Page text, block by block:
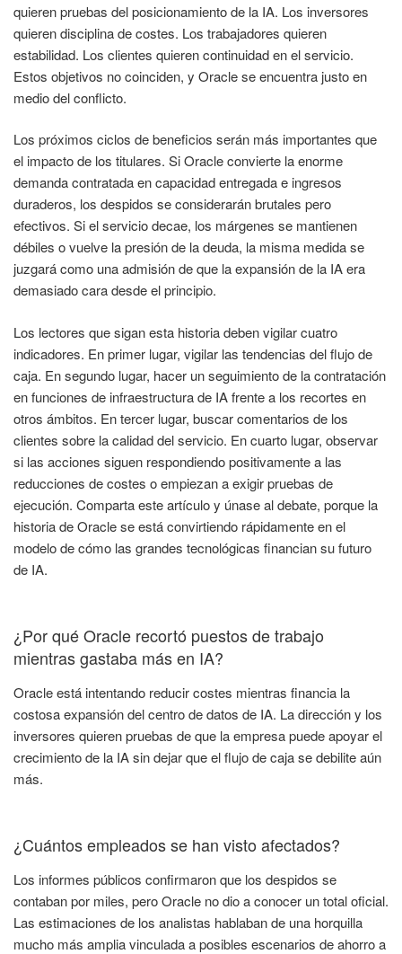
quieren pruebas del posicionamiento de la IA. Los inversores
quieren disciplina de costes. Los trabajadores quieren
estabilidad. Los clientes quieren continuidad en el servicio.
Estos objetivos no coinciden, y Oracle se encuentra justo en
medio del conflicto.
Los próximos ciclos de beneficios serán más importantes que
el impacto de los titulares. Si Oracle convierte la enorme
demanda contratada en capacidad entregada e ingresos
duraderos, los despidos se considerarán brutales pero
efectivos. Si el servicio decae, los márgenes se mantienen
débiles o vuelve la presión de la deuda, la misma medida se
juzgará como una admisión de que la expansión de la IA era
demasiado cara desde el principio.
Los lectores que sigan esta historia deben vigilar cuatro
indicadores. En primer lugar, vigilar las tendencias del flujo de
caja. En segundo lugar, hacer un seguimiento de la contratación
en funciones de infraestructura de IA frente a los recortes en
otros ámbitos. En tercer lugar, buscar comentarios de los
clientes sobre la calidad del servicio. En cuarto lugar, observar
si las acciones siguen respondiendo positivamente a las
reducciones de costes o empiezan a exigir pruebas de
ejecución. Comparta este artículo y únase al debate, porque la
historia de Oracle se está convirtiendo rápidamente en el
modelo de cómo las grandes tecnológicas financian su futuro
de IA.
¿Por qué Oracle recortó puestos de trabajo
mientras gastaba más en IA?
Oracle está intentando reducir costes mientras financia la
costosa expansión del centro de datos de IA. La dirección y los
inversores quieren pruebas de que la empresa puede apoyar el
crecimiento de la IA sin dejar que el flujo de caja se debilite aún
más.
¿Cuántos empleados se han visto afectados?
Los informes públicos confirmaron que los despidos se
contaban por miles, pero Oracle no dio a conocer un total oficial.
Las estimaciones de los analistas hablaban de una horquilla
mucho más amplia vinculada a posibles escenarios de ahorro a